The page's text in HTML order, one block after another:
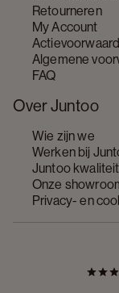
Retourneren
My Account
Algemene
FAQ
Over Juntoo
Wie zijn we
Werken bij
Juntoo kwaliteit
Onze
Privacy- en